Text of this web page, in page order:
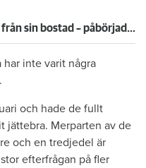
Falsk student vräks från sin bostad – påbörjade inga studier
inte varit några
och hade de fullt
jättebra. Merparten av de
och en tredjedel är
efterfrågan på fler